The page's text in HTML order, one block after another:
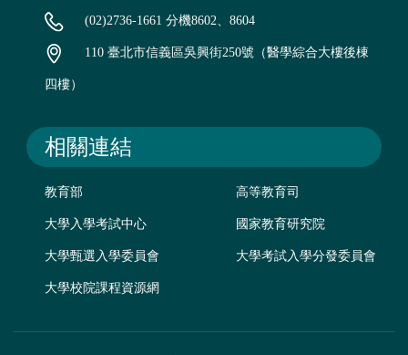
(02)2736-1661 分機8602、8604
110 臺北市信義區吳興街250號（醫學綜合大樓後棟
四樓）
相關連結
教育部 高等教育司
大學入學考試中心 國家教育研究院
大學甄選入學委員會 大學考試入學分發委員會
大學校院課程資源網